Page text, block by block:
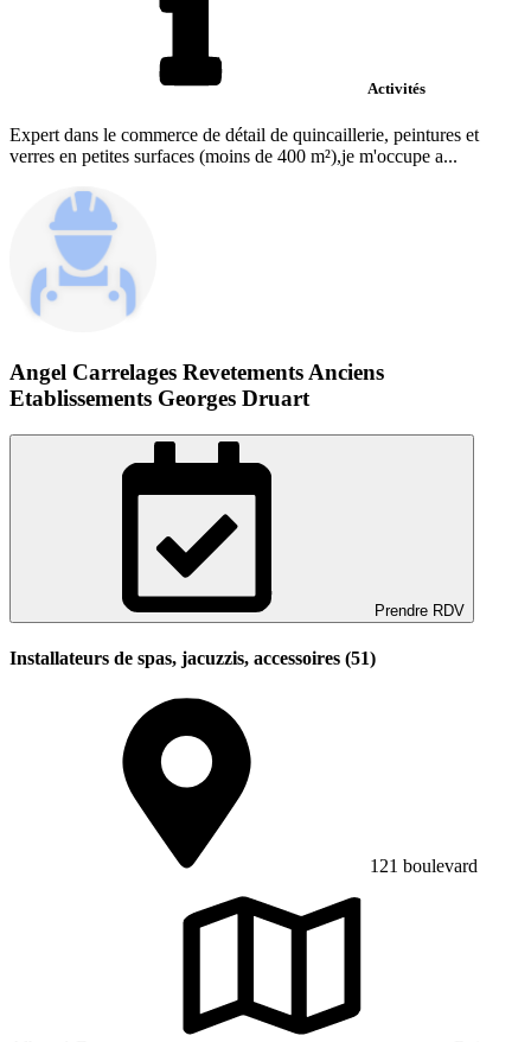
Activités
Expert dans le commerce de détail de quincaillerie, peintures et
verres en petites surfaces (moins de 400 m²),je m'occupe a...
Angel Carrelages Revetements Anciens
Etablissements Georges Druart
Prendre RDV
Installateurs de spas, jacuzzis, accessoires (51)
121 boulevard